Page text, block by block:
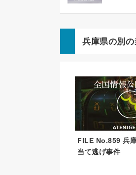
兵庫県の別
FILE No.859 兵
当て逃げ事件